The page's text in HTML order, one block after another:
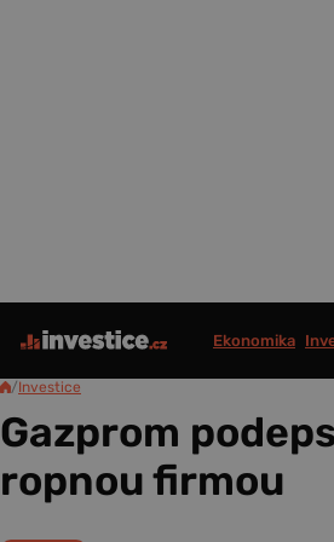
Ekonomika
/Investice
Gazprom
ropnou firmou